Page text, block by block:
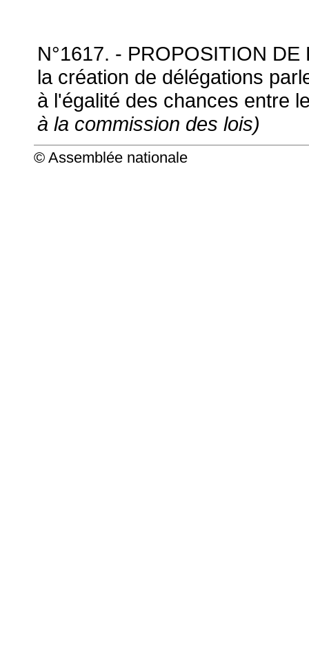
N°1617. - PROPOSITION DE
la création de délégations
à l'égalité des chances entre
à la commission des lois)
© Assemblée nationale